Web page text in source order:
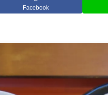
Facebook